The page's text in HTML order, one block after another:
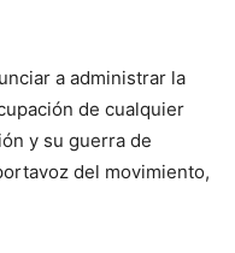
a administrar la
de cualquier
y su guerra de
del movimiento,